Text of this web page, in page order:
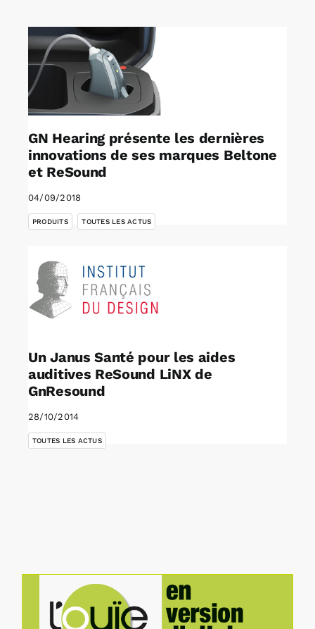
Rechercher:
Annonces emploi
GN Hearing présente les dernières
innovations de ses marques Beltone
et ReSound
04/09/2018
PRODUITS
,
TOUTES LES ACTUS
Un Janus Santé pour les aides
auditives ReSound LiNX de
GnResound
28/10/2014
TOUTES LES ACTUS